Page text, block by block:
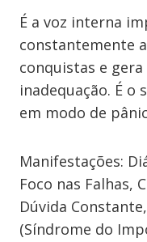
É a voz interna
constantemente
conquistas e
inadequação. É
em modo de
Manifestações:
Foco nas Falhas,
Dúvida
(Síndrome do